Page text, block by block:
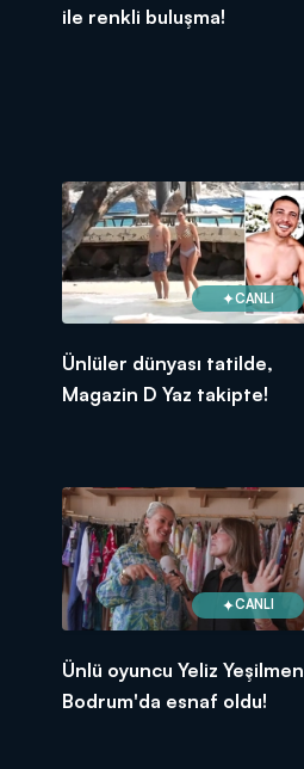
ile renkli buluşma!
CANLI
Ünlüler dünyası tatilde,
Magazin D Yaz takipte!
CANLI
Ünlü oyuncu Yeliz Yeşilmen
Bodrum'da esnaf oldu!